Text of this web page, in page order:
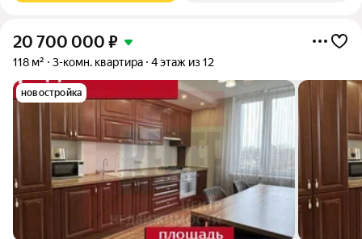
20 700 000 ₽
118 м² 3-комн. квартира 4 этаж из 12
новостройка